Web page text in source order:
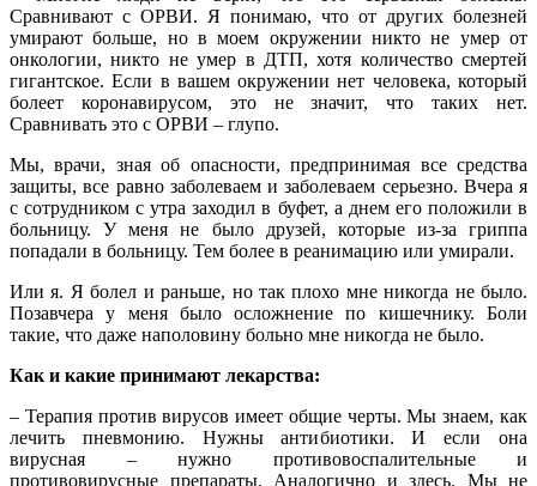
Сравнивают с ОРВИ. Я понимаю, что от других болезней
умирают больше, но в моем окружении никто не умер от
онкологии, никто не умер в ДТП, хотя количество смертей
гигантское. Если в вашем окружении нет человека, который
болеет коронавирусом, это не значит, что таких нет.
Сравнивать это с ОРВИ – глупо.
Мы, врачи, зная об опасности, предпринимая все средства
защиты, все равно заболеваем и заболеваем серьезно. Вчера я
с сотрудником с утра заходил в буфет, а днем его положили в
больницу. У меня не было друзей, которые из-за гриппа
попадали в больницу. Тем более в реанимацию или умирали.
Или я. Я болел и раньше, но так плохо мне никогда не было.
Позавчера у меня было осложнение по кишечнику. Боли
такие, что даже наполовину больно мне никогда не было.
Как и какие принимают лекарства:
– Терапия против вирусов имеет общие черты. Мы знаем, как
лечить пневмонию. Нужны антибиотики. И если она
вирусная – нужно противовоспалительные и
противовирусные препараты. Аналогично и здесь. Мы не